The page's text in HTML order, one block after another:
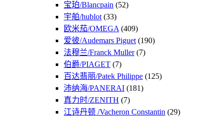
宝珀/Blancpain (52)
宇舶/hublot (33)
欧米茄/OMEGA (409)
爱彼/Audemars Piguet (190)
法穆兰/Franck Muller(7)
伯爵/PIAGET (7)
百达翡丽/Patek Philippe (125)
沛纳海/PANERAI (181)
真力时/ZENITH (7)
江诗丹顿 /Vacheron Constantin (29)